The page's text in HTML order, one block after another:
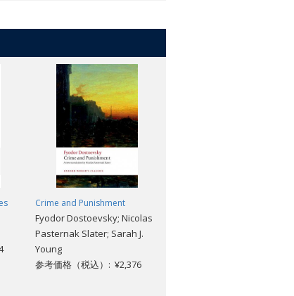
Crime and Punishment
Fyodor Dostoevsky; Nicolas
Pasternak Slater; Sarah J.
Young
参考価格（税込）: ¥2,376